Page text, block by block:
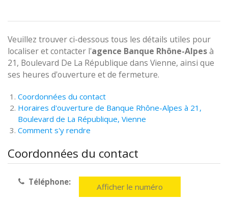
Veuillez trouver ci-dessous tous les détails utiles pour
localiser et contacter l'agence Banque Rhône-Alpesà
21, Boulevard De La République dans Vienne, ainsi que
ses heures d'ouverture et de fermeture.
Coordonnées du contact
Horaires d'ouverture de Banque Rhône-Alpes à 21,
Boulevard de La République, Vienne
Comment s'y rendre
Coordonnées du contact
Téléphone: Afficher le numéro